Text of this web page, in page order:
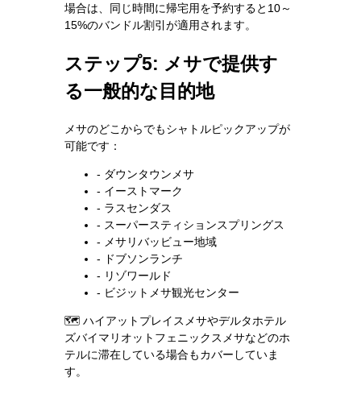
場合は、同じ時間に帰宅用を予約すると10～
15%のバンドル割引が適用されます。
ステップ5: メサで提供す
る一般的な目的地
メサのどこからでもシャトルピックアップが
可能です：
- ダウンタウンメサ
- イーストマーク
- ラスセンダス
- スーパースティションスプリングス
- メサリバッビュー地域
- ドブソンランチ
- リゾワールド
- ビジットメサ観光センター
🗺️ ハイアットプレイスメサやデルタホテル
ズバイマリオットフェニックスメサなどのホ
テルに滞在している場合もカバーしていま
す。